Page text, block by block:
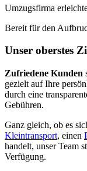
Umzugsfirma
Bereit für den
Unser oberstes
Zufriedene Kunden
gezielt auf Ihre
durch eine
Gebühren.
Ganz gleich, ob es
Kleintransport, einen
handelt, unser Team
Verfügung.